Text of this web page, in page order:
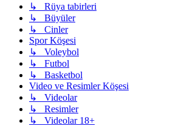
↳ Rüya tabirleri
↳ Büyüler
↳ Cinler
Spor Köşesi
↳ Voleybol
↳ Futbol
↳ Basketbol
Video ve Resimler Köşesi
↳ Videolar
↳ Resimler
↳ Videolar 18+